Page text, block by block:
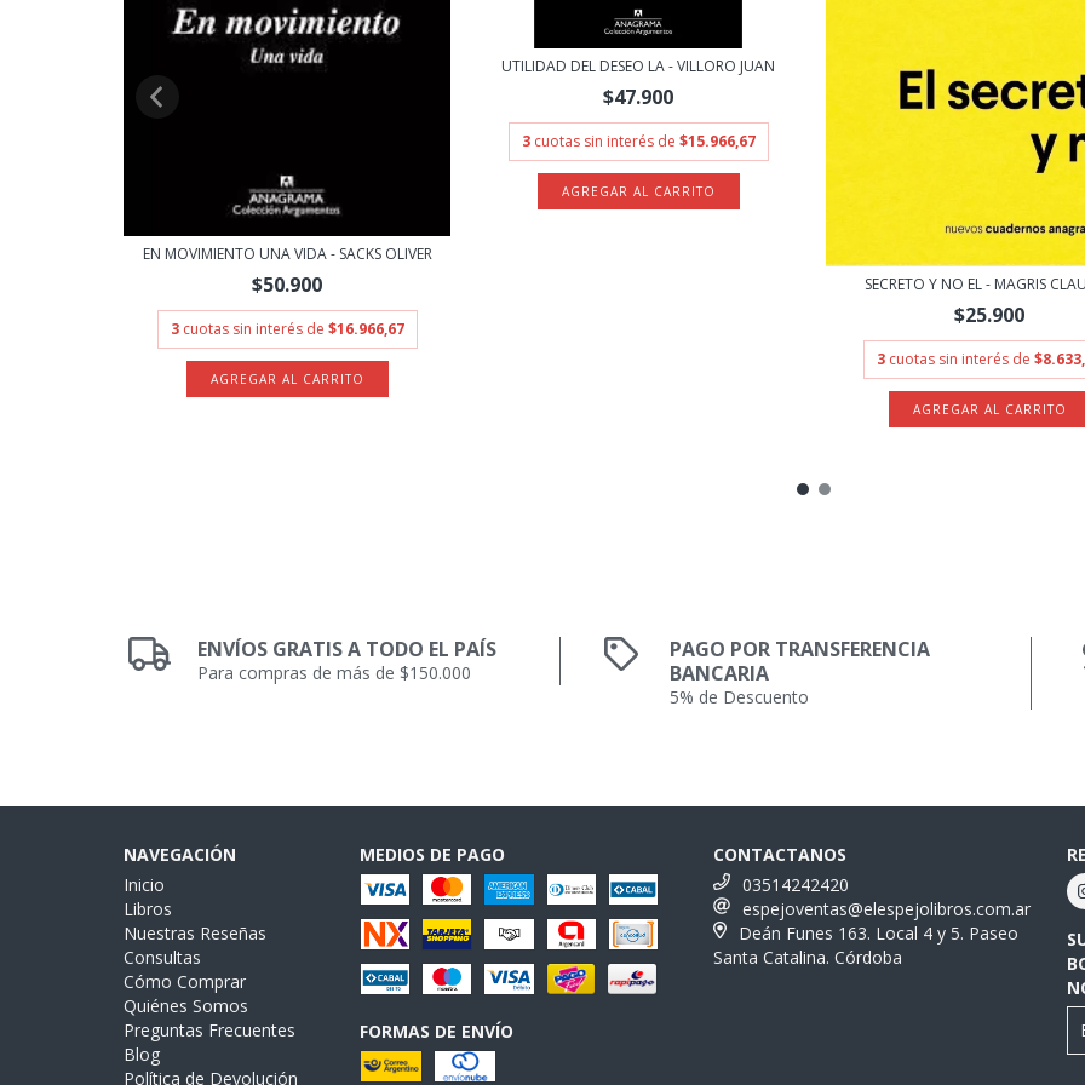
EN MOVIMIENTO UNA VIDA - SACKS OLIVER
$50.900
3 cuotas sin interés de $16.966,67
UTILIDAD DEL DESEO LA - VILLORO JUAN
$47.900
3 cuotas sin interés de $15.966,67
SECRETO Y NO EL - MAGRIS
$25.900
3 cuotas sin interés de
ENVÍOS GRATIS A TODO EL PAÍS
Para compras de más de $150.000
PAGO POR TRANSFERENCIA
BANCARIA
5% de Descuento
NAVEGACIÓN
Inicio
Libros
Nuestras Reseñas
Consultas
Cómo Comprar
Quiénes Somos
Preguntas Frecuentes
Blog
Política de Devolución
MEDIOS DE PAGO
FORMAS DE ENVÍO
CONTACTANOS
03514242420
espejoventas@elespejolibros.com.ar
Deán Funes 163. Local 4 y 5. Paseo
Santa Catalina. Córdoba